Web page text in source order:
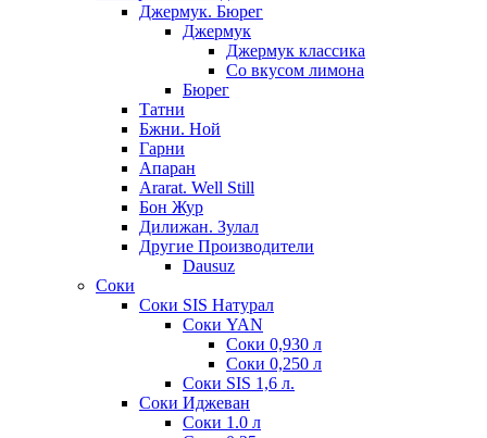
Джермук. Бюрег
Джермук
Джермук классика
Со вкусом лимона
Бюрег
Татни
Бжни. Ной
Гарни
Апаран
Ararat. Well Still
Бон Жур
Дилижан. Зулал
Другие Производители
Dausuz
Соки
Соки SIS Натурал
Соки YAN
Соки 0,930 л
Соки 0,250 л
Соки SIS 1,6 л.
Соки Иджеван
Соки 1.0 л